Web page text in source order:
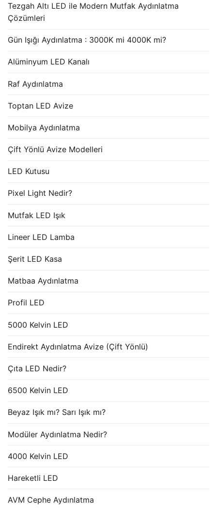
Tezgah Altı LED ile Modern Mutfak Aydınlatma
Çözümleri
Gün Işığı Aydınlatma : 3000K mi 4000K mi?
Alüminyum LED Kanalı
Raf Aydınlatma
Toptan LED Avize
Mobilya Aydınlatma
Çift Yönlü Avize Modelleri
LED Kutusu
Pixel Light Nedir?
Mutfak LED Işık
Lineer LED Lamba
Şerit LED Kasa
Matbaa Aydınlatma
Profil LED
5000 Kelvin LED
Endirekt Aydınlatma Avize (Çift Yönlü)
Çıta LED Nedir?
6500 Kelvin LED
Beyaz Işık mı? Sarı Işık mı?
Modüler Aydınlatma Nedir?
4000 Kelvin LED
Hareketli LED
AVM Cephe Aydınlatma